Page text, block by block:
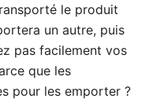
le produit
un autre, puis
pas facilement vos
que les
pour les emporter ?